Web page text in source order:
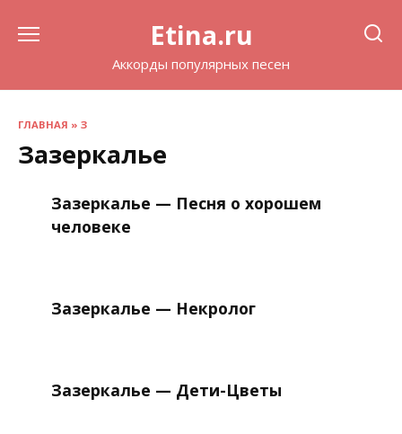
Etina.ru
Аккорды популярных песен
ГЛАВНАЯ » З
Зазеркалье
Зазеркалье — Песня о хорошем
человеке
Зазеркалье — Некролог
Зазеркалье — Дети-Цветы